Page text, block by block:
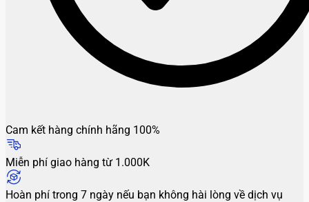
Cam kết hàng chính hãng 100%
Miễn phí giao hàng từ 1.000K
Hoàn phí trong 7 ngày nếu bạn không hài lòng về dịch vụ